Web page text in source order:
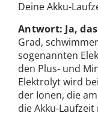
Deine Akku-
Antwort: Ja,
Grad,
sogenannten
den Plus- und
Elektrolyt wird
der Ionen, die
die Akku-